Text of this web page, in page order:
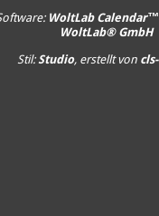
WoltLab Calendar™
WoltLab® GmbH
Stil:Studio, erstellt von